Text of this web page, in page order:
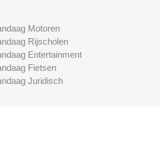
Motoren
Rijscholen
Entertainment
Fietsen
Juridisch